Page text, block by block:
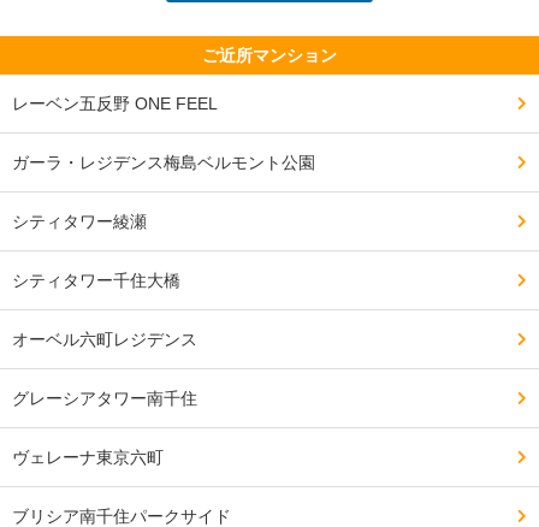
ご近所マンション
レーベン五反野 ONE FEEL
ガーラ・レジデンス梅島ベルモント公園
シティタワー綾瀬
シティタワー千住大橋
オーベル六町レジデンス
グレーシアタワー南千住
ヴェレーナ東京六町
ブリシア南千住パークサイド